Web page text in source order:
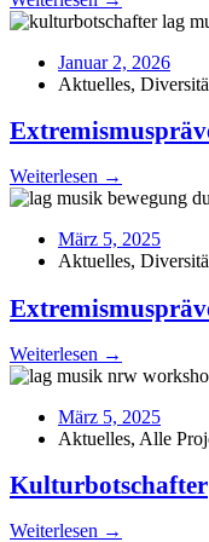
Januar 2, 2026
Aktuelles,
Weiterlesen →
März 5, 2025
Aktuelles,
Weiterlesen →
März 5, 2025
Aktuelles, Alle
Kulturbotschafter
Weiterlesen →